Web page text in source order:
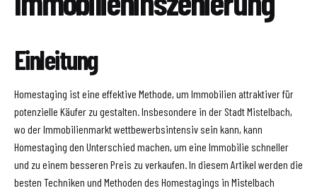
Einleitung
Homestaging ist eine effektive Methode, um Immobilien attraktiver für
potenzielle Käufer zu gestalten. Insbesondere in der Stadt Mistelbach,
wo der Immobilienmarkt wettbewerbsintensiv sein kann, kann
Homestaging den Unterschied machen, um eine Immobilie schneller
und zu einem besseren Preis zu verkaufen. In diesem Artikel werden die
besten Techniken und Methoden des Homestagings in Mistelbach